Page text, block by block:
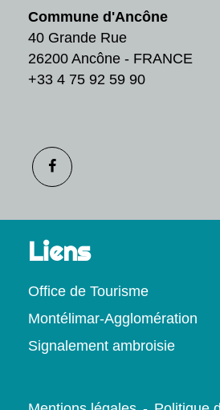
Commune d'Ancône
40 Grande Rue
26200 Ancône - FRANCE
+33 4 75 92 59 90
Liens
Office de Tourisme
Montélimar-Agglomération
Signalement ambroisie